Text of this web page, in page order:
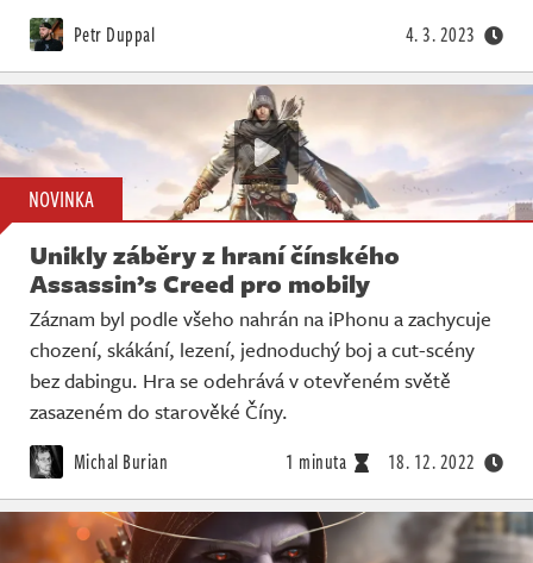
Petr Duppal 4. 3. 2023
NOVINKA
Unikly záběry z hraní čínského
Assassin’s Creed pro mobily
Záznam byl podle všeho nahrán na iPhonu a zachycuje
chození, skákání, lezení, jednoduchý boj a cut-scény
bez dabingu. Hra se odehrává v otevřeném světě
zasazeném do starověké Číny.
Michal Burian 1 minuta 18. 12. 2022